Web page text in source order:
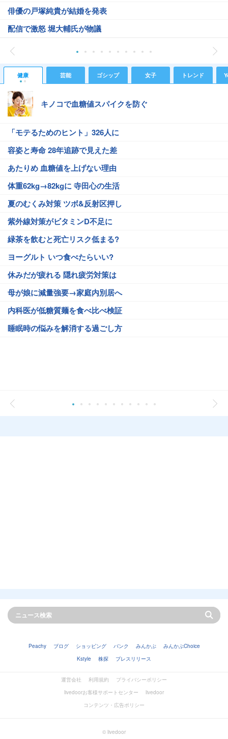
俳優の戸塚純貴が結婚を発表
配信で激怒 堀大輔氏が物議
健康 芸能 ゴシップ 女子 トレンド
キノコで血糖値スパイクを防ぐ
「モテるためのヒント」326人に
容姿と寿命 28年追跡で見えた差
あたりめ 血糖値を上げない理由
体重62kg→82kgに 寺田心の生活
夏のむくみ対策 ツボ&反射区押し
紫外線対策がビタミンD不足に
緑茶を飲むと死亡リスク低まる?
ヨーグルト いつ食べたらいい?
休みだが疲れる 隠れ疲労対策は
母が娘に減量強要→家庭内別居へ
内科医が低糖質麺を食べ比べ検証
睡眠時の悩みを解消する過ごし方
Peachy ブログ ショッピング バンク みんかぶ
みんかぶChoice
Kstyle
株探 プレスリリース
運営会社 利用規約
プライバシーポリシー
livedoorお客様サポートセンター
livedoor
コンテンツ・広告ポリシー
© livedoor